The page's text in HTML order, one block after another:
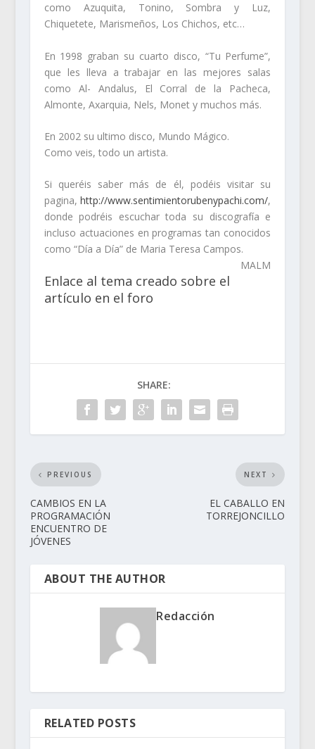
como Azuquita, Tonino, Sombra y Luz,
Chiquetete, Marismeños, Los Chichos, etc…
En 1998 graban su cuarto disco, “Tu Perfume”,
que les lleva a trabajar en las mejores salas
como Al- Andalus, El Corral de la Pacheca,
Almonte, Axarquia, Nels, Monet y muchos más.
En 2002 su ultimo disco, Mundo Mágico.
Como veis, todo un artista.
Si queréis saber más de él, podéis visitar su
pagina,http://www.sentimientorubenypachi.com/,
donde podréis escuchar toda su discografía e
incluso actuaciones en programas tan conocidos
como “Día a Día” de Maria Teresa Campos.
MALM
Enlace al tema creado sobre el
artículo en el foro
SHARE:
PREVIOUS
CAMBIOS EN LA
PROGRAMACIÓN
ENCUENTRO DE
JÓVENES
NEXT
EL CABALLO EN
TORREJONCILLO
ABOUT THE AUTHOR
Redacción
RELATED POSTS